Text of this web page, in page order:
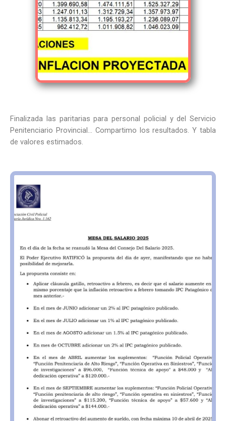
Finalizada las paritarias para personal policial y del Servicio
Penitenciario Provincial… Compartimo los resultados. Y tabla
de valores estimados.